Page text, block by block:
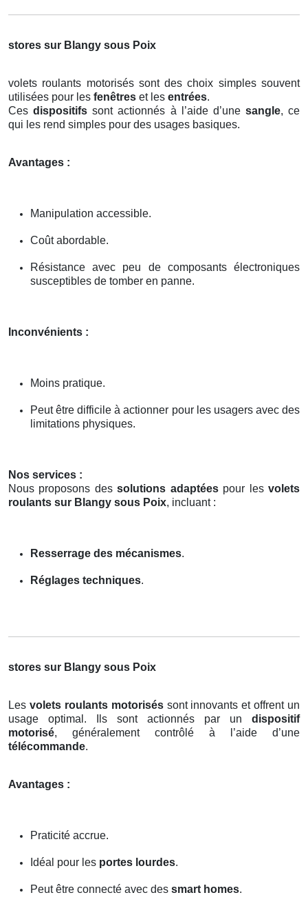
stores sur Blangy sous Poix
volets roulants motorisés sont des choix simples souvent
utilisées pour les fenêtres et les entrées.
Cesdispositifs sont actionnés à l’aide d’une sangle, ce
qui les rend simples pour des usages basiques.
Avantages :
Manipulation accessible.
Coût abordable.
Résistance avec peu de composants électroniques
susceptibles de tomber en panne.
Inconvénients :
Moins pratique.
Peut être difficile à actionner pour les usagers avec des
limitations physiques.
Nos services :
Nous proposons dessolutions adaptéespour lesvolets
roulants sur Blangy sous Poix, incluant :
Resserrage des mécanismes.
Réglages techniques.
stores sur Blangy sous Poix
Les volets roulants motoriséssont innovants et offrent un
usage optimal. Ils sont actionnés par un dispositif
motorisé, généralement contrôlé à l’aide d’une
télécommande.
Avantages :
Praticité accrue.
Idéal pour les portes lourdes.
Peut être connecté avec des smart homes.